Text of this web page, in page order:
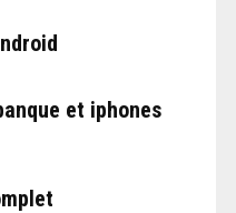
et iphones